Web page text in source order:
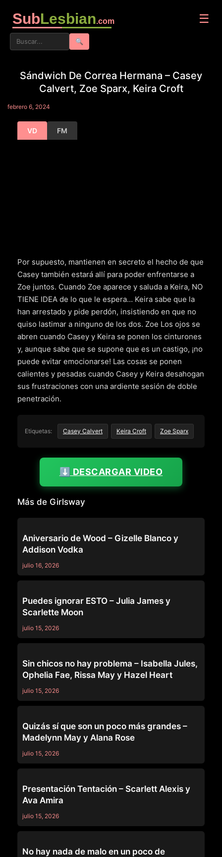
SubLesbian.com ☰
🔍
Sándwich De Correa Hermana – Casey
Calvert, Zoe Sparx, Keira Croft
febrero 6, 2024
VD FM
Por supuesto, mantienen en secreto el hecho de que
Casey también estará allí para poder enfrentarse a
Zoe juntos. Cuando Zoe aparece y saluda a Keira, NO
TIENE IDEA de lo que le espera… Keira sabe que la
han arrestado y pide perdón, insistiendo en que no
quiso lastimar a ninguno de los dos. Zoe Los ojos se
abren cuando Casey y Keira se ponen los cinturones
y, aunque sabe que se supone que es un castigo, ¡no
puede evitar emocionarse! Las cosas se ponen
calientes y pesadas cuando Casey y Keira desahogan
sus frustraciones con una ardiente sesión de doble
penetración.
Etiquetas: Casey Calvert Keira Croft Zoe Sparx
⬇️ DESCARGAR VIDEO
Más de Girlsway
Aniversario de Wood – Gizelle Blanco y
Addison Vodka
julio 16, 2026
Puedes ignorar ESTO – Julia James y
Scarlette Moon
julio 15, 2026
Sin chicos no hay problema – Isabella Jules,
Ophelia Fae, Rissa May y Hazel Heart
julio 15, 2026
Quizás sí que son un poco más grandes –
Madelynn May y Alana Rose
julio 15, 2026
Presentación Tentación – Scarlett Alexis y
Ava Amira
julio 15, 2026
No hay nada de malo en un poco de